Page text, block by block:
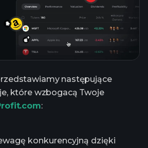
następujące
które wzbogacą Twoje
:
konkurencyjną dzięki